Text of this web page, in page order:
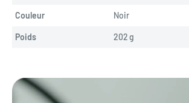
Couleur Noir
Poids 202 g